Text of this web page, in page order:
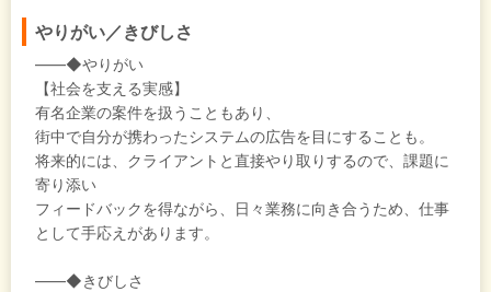
やりがい／きびしさ
――◆やりがい
【社会を支える実感】
有名企業の案件を扱うこともあり、
街中で自分が携わったシステムの広告を目にすることも。
将来的には、クライアントと直接やり取りするので、課題に
寄り添い
フィードバックを得ながら、日々業務に向き合うため、仕事
として手応えがあります。
――◆きびしさ